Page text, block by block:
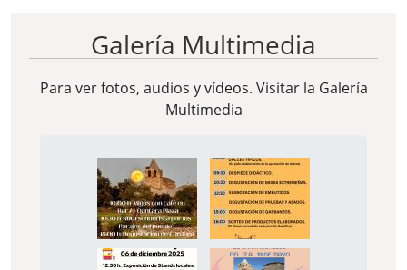
Galería Multimedia
Para ver fotos, audios y vídeos. Visitar la Galería
Multimedia